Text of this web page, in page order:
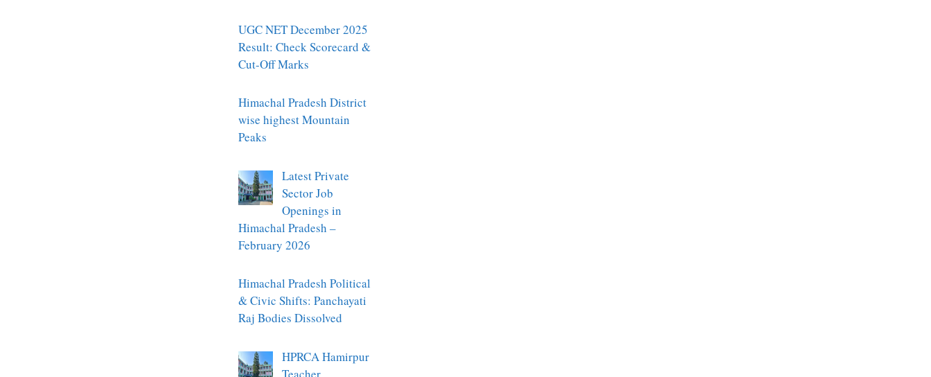
UGC NET December 2025
Result: Check Scorecard &
Cut-Off Marks
Himachal Pradesh District
wise highest Mountain
Peaks
Latest Private
Sector Job
Openings in
Himachal Pradesh –
February 2026
Himachal Pradesh Political
& Civic Shifts: Panchayati
Raj Bodies Dissolved
HPRCA Hamirpur